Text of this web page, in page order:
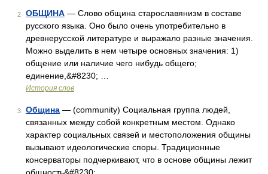
2 ОБЩИНА — Слово община старославянизм в составе
русского языка. Оно было очень употребительно в
древнерусской литературе и выражало разные значения.
Можно выделить в нем четыре основных значения: 1)
общение или наличие чего нибудь общего;
единение,&#8230; …
История слов
3 Община — (community) Социальная группа людей,
связанных между собой конкретным местом. Однако
характер социальных связей и местоположения общины
вызывают идеологические споры. Традиционные
консерваторы подчеркивают, что в основе общины лежит